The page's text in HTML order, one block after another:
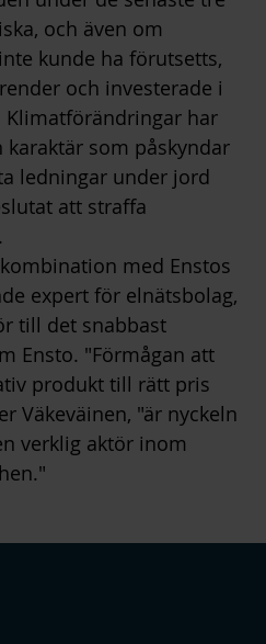
och även om
kunde ha förutsetts,
och investerade i
har
som påskyndar
ledningar under jord
att straffa
med Enstos
expert för elnätsbolag,
till det snabbast
Ensto. "Förmågan att
produkt till rätt pris
Väkeväinen, "är nyckeln
verklig aktör inom